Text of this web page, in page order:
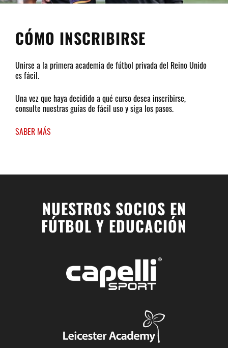
CÓMO INSCRIBIRSE
Unirse a la primera academia de fútbol privada del Reino Unido
es fácil.
Una vez que haya decidido a qué curso desea inscribirse,
consulte nuestras guías de fácil uso y siga los pasos.
SABER MÁS
NUESTROS SOCIOS EN
FÚTBOL Y EDUCACIÓN